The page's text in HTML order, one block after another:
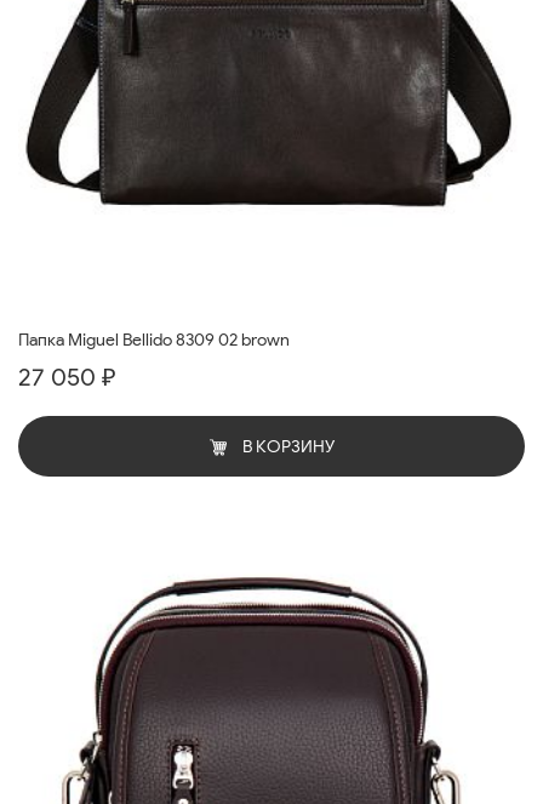
Папка Miguel Bellido 8309 02 brown
27 050 ₽
В КОРЗИНУ